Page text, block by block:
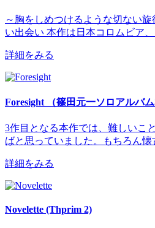
～胸をしめつけるような切ない
い出会い 本作は日本コロムビア
詳細をみる
Foresight （篠田元一ソロアルバム
3作目となる本作では、難しいこ
ばと思っていました。もちろん
詳細をみる
Novelette (Thprim 2)